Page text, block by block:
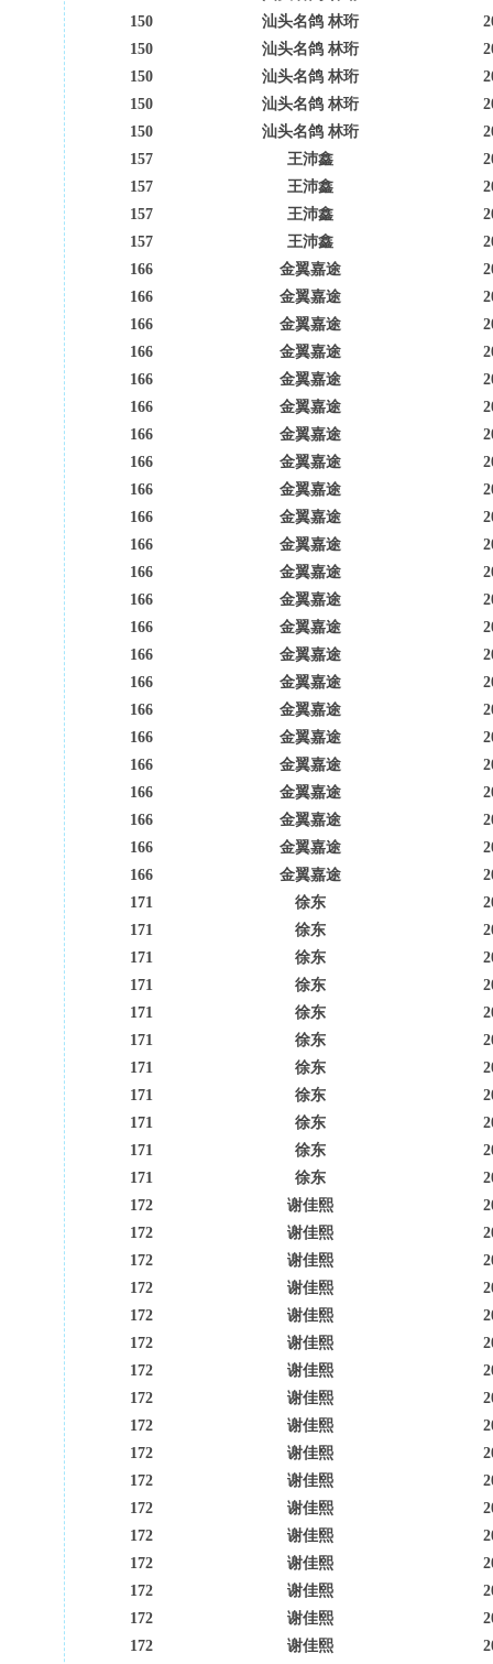
150
汕头名鸽 林珩
150
汕头名鸽 林珩
150
汕头名鸽 林珩
150
汕头名鸽 林珩
150
汕头名鸽 林珩
157
王沛鑫
157
王沛鑫
157
王沛鑫
157
王沛鑫
166
金翼嘉途
166
金翼嘉途
166
金翼嘉途
166
金翼嘉途
166
金翼嘉途
166
金翼嘉途
166
金翼嘉途
166
金翼嘉途
166
金翼嘉途
166
金翼嘉途
166
金翼嘉途
166
金翼嘉途
166
金翼嘉途
166
金翼嘉途
166
金翼嘉途
166
金翼嘉途
166
金翼嘉途
166
金翼嘉途
166
金翼嘉途
166
金翼嘉途
166
金翼嘉途
166
金翼嘉途
166
金翼嘉途
171
徐东
171
徐东
171
徐东
171
徐东
171
徐东
171
徐东
171
徐东
171
徐东
171
徐东
171
徐东
171
徐东
172
谢佳熙
172
谢佳熙
172
谢佳熙
172
谢佳熙
172
谢佳熙
172
谢佳熙
172
谢佳熙
172
谢佳熙
172
谢佳熙
172
谢佳熙
172
谢佳熙
172
谢佳熙
172
谢佳熙
172
谢佳熙
172
谢佳熙
172
谢佳熙
172
谢佳熙